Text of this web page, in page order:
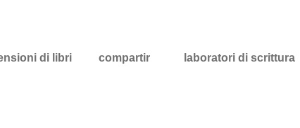
di libri compartir laboratori di scrittura